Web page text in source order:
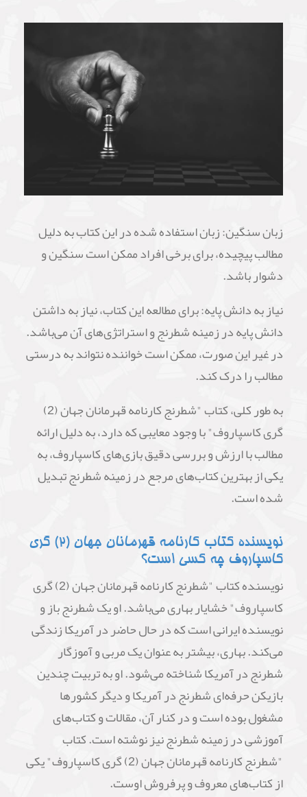
زبان سنگین: زبان استفاده شده در این کتاب به دلیل
مطالب پیچیده، برای برخی افراد ممکن است سنگین و
دشوار باشد.
نیاز به دانش پایه: برای مطالعه این کتاب، نیاز به داشتن
دانش پایه در زمینه شطرنج و استراتژی‌های آن می‌باشد.
در غیر این صورت، ممکن است خواننده نتواند به درستی
مطالب را درک کند.
به طور کلی، کتاب "شطرنج کارنامه قهرمانان جهان (2)
گری کاسپاروف" با وجود معایبی که دارد، به دلیل ارائه
مطالب با ارزش و بررسی دقیق بازی‌های کاسپاروف، به
یکی از بهترین کتاب‌های مرجع در زمینه شطرنج تبدیل
شده است.
نویسنده کتاب کارنامه قهرمانان جهان (2) گری
کاسپاروف چه کسی است؟
نویسنده کتاب "شطرنج کارنامه قهرمانان جهان (2) گری
کاسپاروف" خشایار بهاری می‌باشد. او یک شطرنج باز و
نویسنده ایرانی است که در حال حاضر در آمریکا زندگی
می‌کند. بهاری، بیشتر به عنوان یک مربی و آموزگار
شطرنج در آمریکا شناخته می‌شود. او به تربیت چندین
بازیکن حرفه‌ای شطرنج در آمریکا و دیگر کشورها
مشغول بوده است و در کنار آن، مقالات و کتاب‌های
آموزشی در زمینه شطرنج نیز نوشته است. کتاب
"شطرنج کارنامه قهرمانان جهان (2) گری کاسپاروف" یکی
از کتاب‌های معروف و پرفروش اوست.